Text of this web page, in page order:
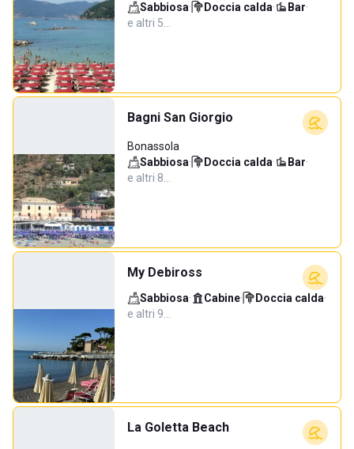
Sabbiosa· Doccia calda· Bar·
e altri 5…
Bagni San Giorgio
Bonassola
Sabbiosa· Doccia calda· Bar·
e altri 8…
My Debiross
Sabbiosa· Cabine· Doccia calda·
e altri 9…
La Goletta Beach